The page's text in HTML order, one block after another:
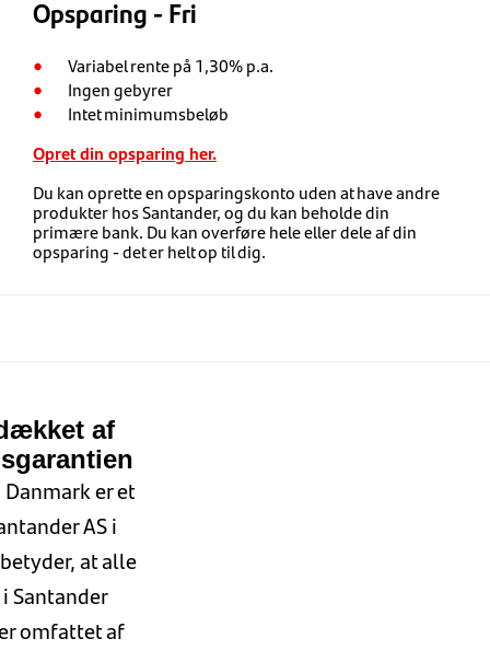
Opsparing - Fri
Variabel rente på 1,30% p.a.
Ingen gebyrer
Intet minimumsbeløb
Opret din opsparing her.
Du kan oprette en opsparingskonto uden at have andre
produkter hos Santander, og du kan beholde din
primære bank. Du kan overføre hele eller dele af din
opsparing - det er helt op til dig.
af
er et
AS i
at alle
Santander
omfattet af